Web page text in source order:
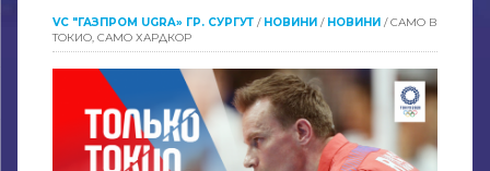
VC "ГАЗПРОМ UGRA» ГР. СУРГУТ / НОВИНИ / НОВИНИ /САМО В
ТОКИО, САМО ХАРДКОР